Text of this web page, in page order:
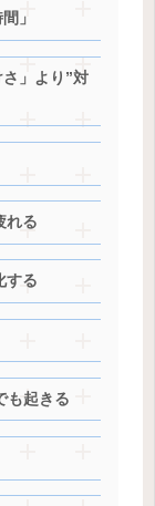
」
」より”対
れる
する
も起きる